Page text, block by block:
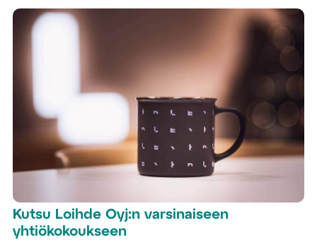
Kutsu Loihde Oyj:n varsinaiseen
yhtiökokoukseen